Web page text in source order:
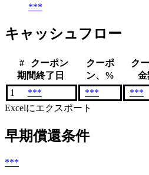
***
キャッシュフロー
#
クーポン
期間終了日
クーポ
ン、%
ク
金
1
*** *** ***
Excelにエクスポート
早期償還条件
***